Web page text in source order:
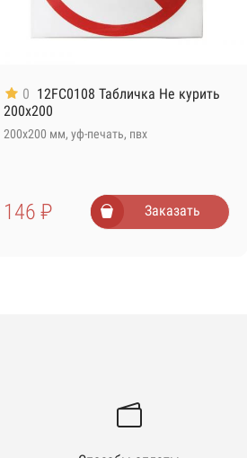
0 12FC0108 Табличка Не курить
200х200
200х200 мм, уф-печать, пвх
146 ₽ Заказать